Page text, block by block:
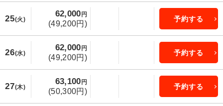
25(火)
62,000 円
(49,200円)
予約する
26(水)
62,000 円
(49,200円)
予約する
27(木)
63,100 円
(50,300円)
予約する